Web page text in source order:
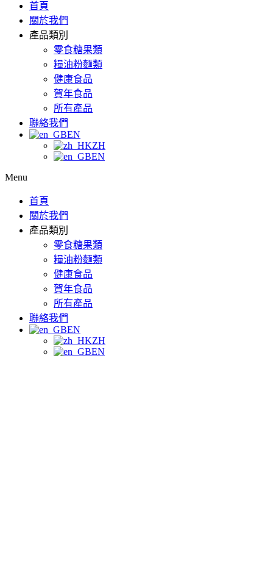
首頁
關於我們
產品類別
零食糖果類
糧油粉麵類
健康食品
賀年食品
所有產品
聯絡我們
EN
ZH
EN
Menu
首頁
關於我們
產品類別
零食糖果類
糧油粉麵類
健康食品
賀年食品
所有產品
聯絡我們
EN
ZH
EN